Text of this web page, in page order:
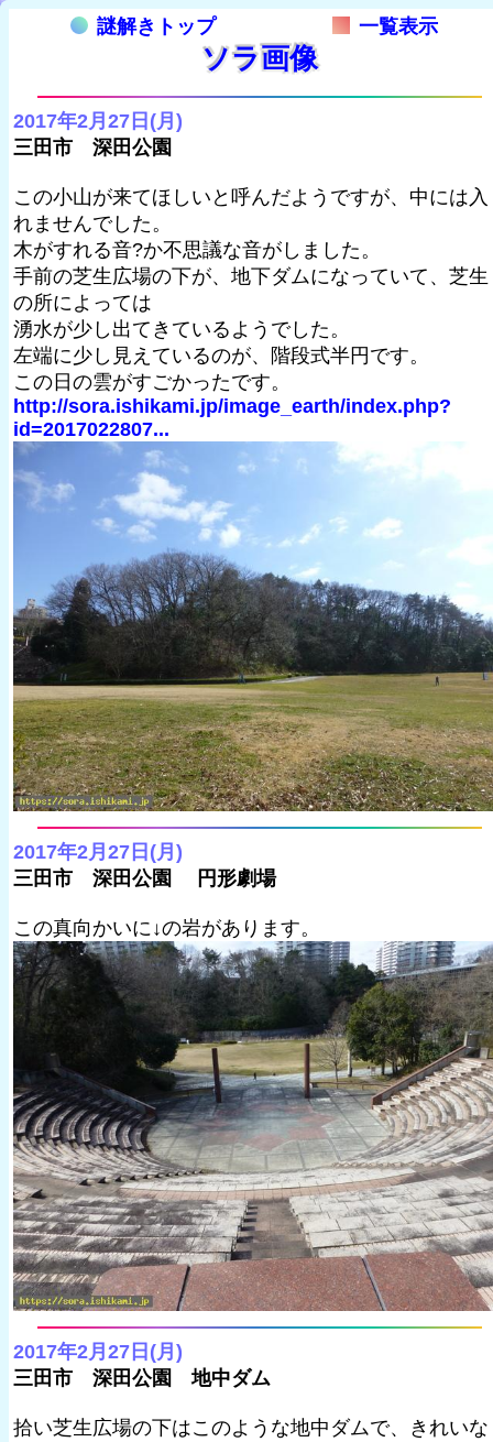
謎解きトップ 一覧表示
ソラ画像
2017年2月27日(月)
三田市 深田公園
この小山が来てほしいと呼んだようですが、中には入
れませんでした。
木がすれる音?か不思議な音がしました。
手前の芝生広場の下が、地下ダムになっていて、芝生
の所によっては
湧水が少し出てきているようでした。
左端に少し見えているのが、階段式半円です。
この日の雲がすごかったです。
http://sora.ishikami.jp/image_earth/index.php?
id=2017022807...
2017年2月27日(月)
三田市 深田公園 円形劇場
この真向かいに↓の岩があります。
2017年2月27日(月)
三田市 深田公園 地中ダム
拾い芝生広場の下はこのような地中ダムで、きれいな